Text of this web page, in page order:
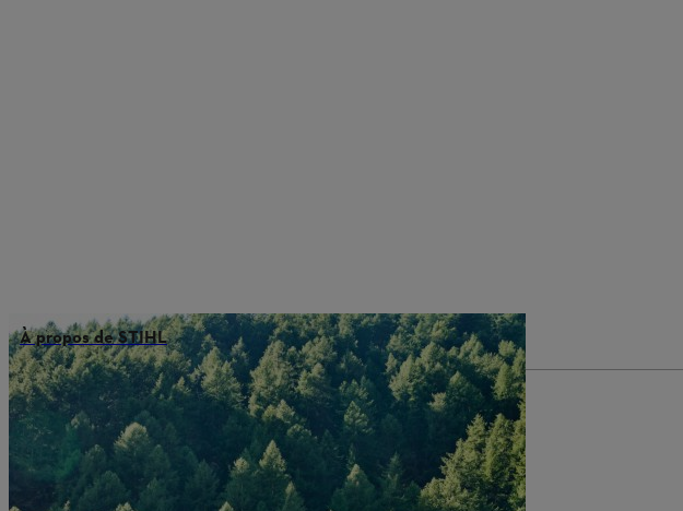
À propos de STIHL